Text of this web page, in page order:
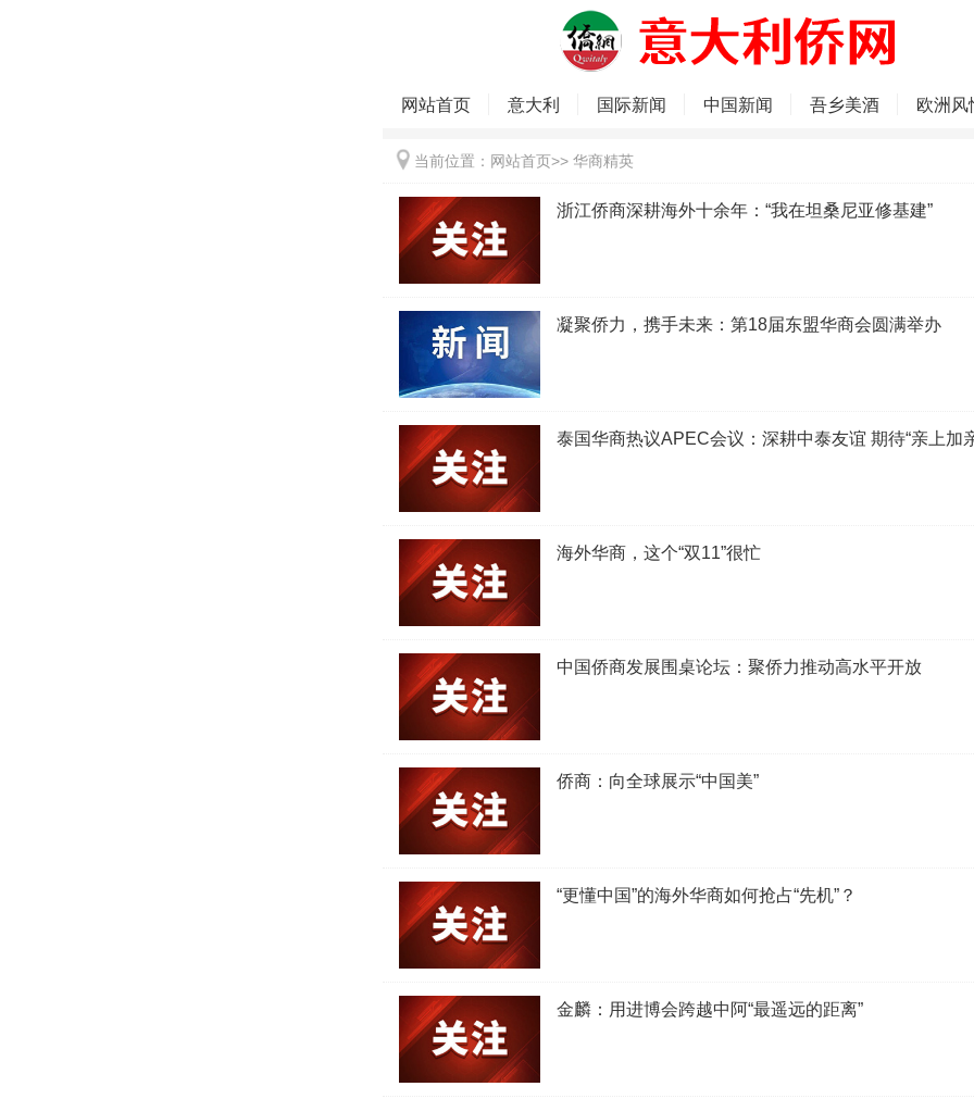
网站首页 意大利 国际新闻 中国新闻 吾乡美酒 欧洲风
当前位置： 网站首页>> 华商精英
浙江侨商深耕海外十余年：“我在坦桑尼亚修基建”
凝聚侨力，携手未来：第18届东盟华商会圆满举办
泰国华商热议APEC会议：深耕中泰友谊 期待“亲上加
海外华商，这个“双11”很忙
中国侨商发展围桌论坛：聚侨力推动高水平开放
侨商：向全球展示“中国美”
“更懂中国”的海外华商如何抢占“先机”？
金麟：用进博会跨越中阿“最遥远的距离”